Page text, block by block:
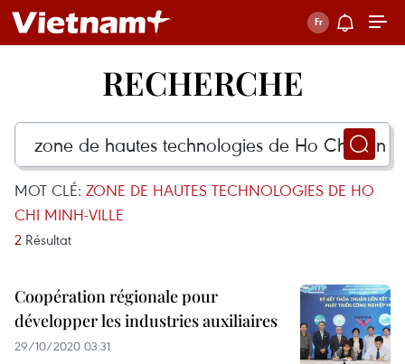
RECHERCHE
MOT CLÉ: ZONE DE HAUTES TECHNOLOGIES DE HO
CHI MINH-VILLE
2 Résultat
Coopération régionale pour
développer les industries auxiliaires
29/10/2020 03:31